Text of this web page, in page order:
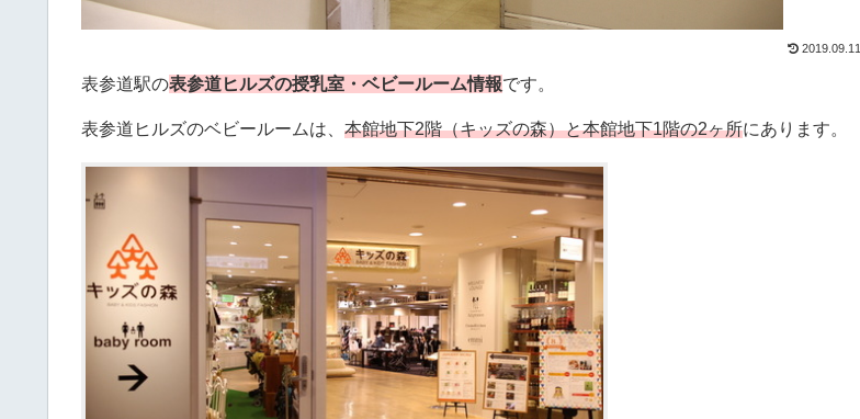
2019.09.11
表参道駅の表参道ヒルズの授乳室・ベビールーム情報です。
表参道ヒルズのベビールームは、 本館地下2階（キッズの森）と本館地下1階の2ヶ所にあります。